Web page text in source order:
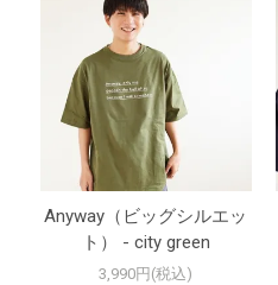
Anyway（ビッグシルエッ
ト） - city green
3,990円(税込)